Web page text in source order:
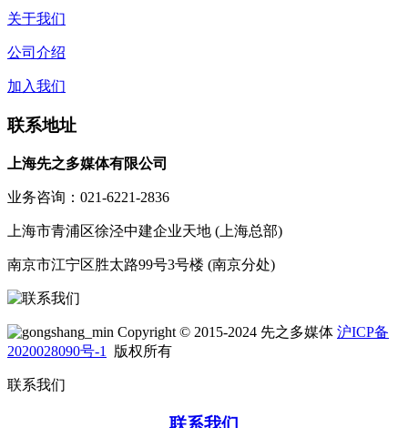
关于我们
公司介绍
加入我们
联系地址
上海先之多媒体有限公司
业务咨询：021-6221-2836
上海市青浦区徐泾中建企业天地 (上海总部)
南京市江宁区胜太路99号3号楼 (南京分处)
Copyright © 2015-2024 先之多媒体 沪ICP备
2020028090号-1
版权所有
联系我们
联系我们